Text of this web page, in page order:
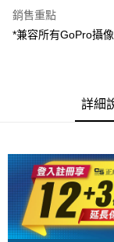
台灣樂天信用卡公司
玉山商業銀行
台新國際商業銀行
Google Pay
【關於「AFTEE先享
AFTEE先享後付是「
便利好安心！
１．簡單：不需註冊
２．便利：只要手機
３．安心：先確認商
ATM付款
運送方式
全家取貨付款
銷售重點
*兼容所有GoPro攝
詳細